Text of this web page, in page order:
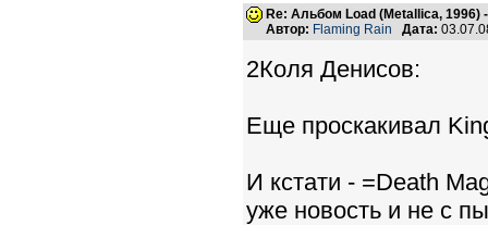
Re: Альбом Load (Metallica, 1996)
Автор: Flaming Rain Дата:
2Коля Денисов:
Еще проскакивал
И кстати - =Death
уже новость и не с